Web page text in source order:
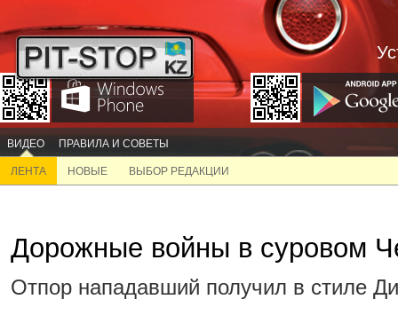
ВИДЕО ПРАВИЛА И СОВЕТЫ
ЛЕНТА НОВЫЕ ВЫБОР РЕДАКЦИИ
Дорожные войны в суровом
Отпор нападавший получил в стиле